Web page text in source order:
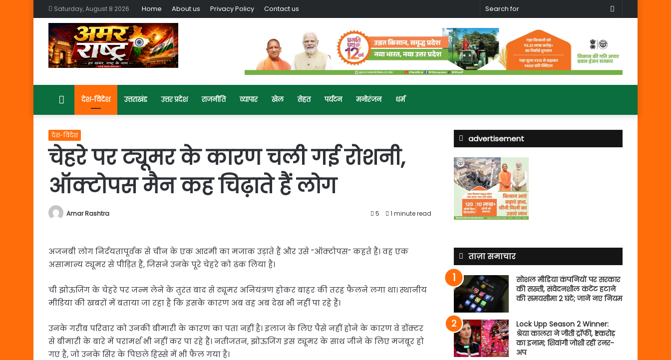
Saturday, August 8 2026 Home About us Privacy Policy Contact us
Search
Homeदेश-विदेश उत्तराखंड उत्तर प्रदेश राजनीति व्यापार खेल सेहत पर्यटन मनोरंजन धर्म
देश-विदेश
चेहरे पर ट्यूमर के कारण चली गई रोशनी,
ऑक्टोपस मैन कह चिढ़ाते हैं लोग
Amar Rashtra 5 1 minute read
अजनबी लोग निर्दयतापूर्वक से चीन के एक आदमी का मजाक उड़ाते हैं और उसे “ऑक्टोपस” कहते हैं। वह एक
असामान्य ट्यूमर से पीड़ित हैं, जिसने उनके पूरे चेहरे को ढंक लिया है।
ची झोऊजिंग के चेहरे पर जन्म लेने के तुरंत बाद से ट्यूमर अनियंत्रण होकर बाहर की तरह फैलने लगा था। स्थानीय
मीडिया की खबरों में बताया जा रहा है कि इसके कारण अब वह अब देख भी नहीं पा रहे हैं।
उनके गरीब परिवार को उनकी बीमारी के कारण का पता नहीं है। इलाज के लिए पैसे नहीं होने के कारण वे डॉक्टर
से बीमारी के बारे में परामर्श भी नहीं कर पा रहे हैं। नतीजतन, झोऊजिंग इस ट्यूमर के साथ जीने के लिए मजबूर हो
गए हैं, जो उनके सिर के पिछले हिस्से में भी फैल गया है।
advertisement
ताज़ा समाचार
सोशल मीडिया कंपनियों पर सरकार
की सख्ती, संवेदनशील कंटेंट हटाने
की समयसीमा 2 घंटे; जानें नए नियम
Lock Upp Season 2 Winner:
श्रेया कालरा ने जीती ट्रॉफी, ₹1 करोड़
का इनाम; शिवांगी जोशी रहीं रनर-
अप